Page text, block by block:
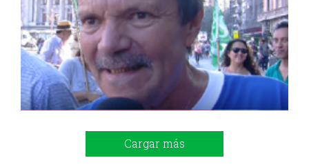
Cargar más